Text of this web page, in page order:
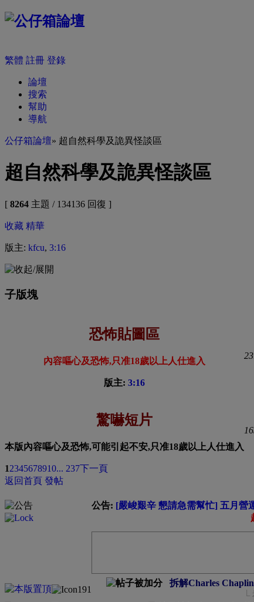
繁體 註冊 登錄
論壇
搜索
幫助
導航
公仔箱論壇» 超自然科學及詭異怪談區
超自然科學及詭異怪談區
[ 8264 主題 / 134136 回復 ]
收藏 精華
版主: kfcu, 3:16
子版塊
恐怖貼圖區
內容嘔心及恐怖,只准18歲以上人仕進入
版主: 3:16
驚嚇短片
本版內容嘔心及恐怖,可能引起不安,只准18歲以上人仕進入
12345678910... 237下一頁
返回首頁 發帖
公告: [嚴峻艱辛 懇請急需幫忙] 五月營
拆解Charles
└